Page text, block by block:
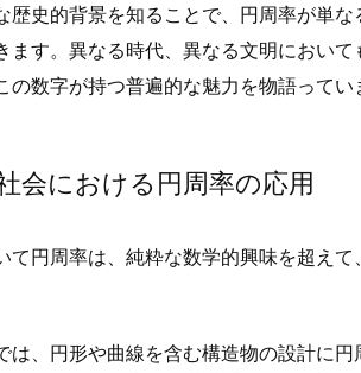
歴史的背景を知ることで、円周率が単
ます。異なる時代、異なる文明におい
の数字が持つ普遍的な魅力を物語ってい
会における円周率の応用
て円周率は、純粋な数学的興味を超え
は、円形や曲線を含む構造物の設計に